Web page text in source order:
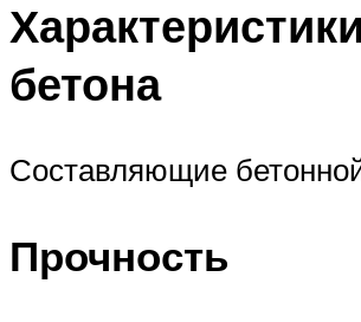
Характеристики
бетона
Составляющие
Прочность